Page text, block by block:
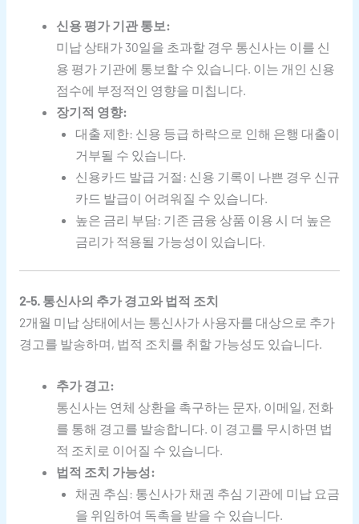
신용 평가 기관 통보:
미납 상태가 30일을 초과할 경우 통신사는 이를 신
용 평가 기관에 통보할 수 있습니다. 이는 개인 신용
점수에 부정적인 영향을 미칩니다.
장기적 영향:
대출 제한: 신용 등급 하락으로 인해 은행 대출이
거부될 수 있습니다.
신용카드 발급 거절: 신용 기록이 나쁜 경우 신규
카드 발급이 어려워질 수 있습니다.
높은 금리 부담: 기존 금융 상품 이용 시 더 높은
금리가 적용될 가능성이 있습니다.
2-5. 통신사의 추가 경고와 법적 조치
2개월 미납 상태에서는 통신사가 사용자를 대상으로 추가
경고를 발송하며, 법적 조치를 취할 가능성도 있습니다.
추가 경고:
통신사는 연체 상환을 촉구하는 문자, 이메일, 전화
를 통해 경고를 발송합니다. 이 경고를 무시하면 법
적 조치로 이어질 수 있습니다.
법적 조치 가능성:
채권 추심: 통신사가 채권 추심 기관에 미납 요금
을 위임하여 독촉을 받을 수 있습니다.